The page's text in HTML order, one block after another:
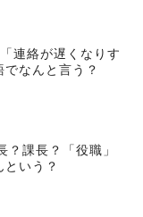
連絡が遅くなりす
なんと言う？
課長？「役職」
という？